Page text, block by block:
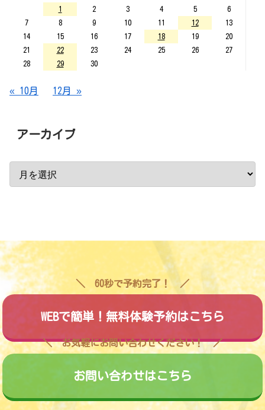
1
2 3 4 5
6
7
8 9 10 11 12
13
14
15 16 17 18 19
20
21
22 23 24 25 26
27
28
29 30
« 10月 12月 »
アーカイブ
60秒で予約完了！
WEBで簡単！無料体験予約はこちら
お気軽にお問い合わせください！
お問い合わせはこちら